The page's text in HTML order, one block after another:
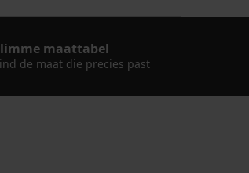
maattabel
de maat die precies past